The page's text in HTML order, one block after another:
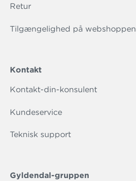
Retur
Tilgængelighed på webshoppen
Kontakt
Kontakt-din-konsulent
Kundeservice
Teknisk support
Gyldendal-gruppen